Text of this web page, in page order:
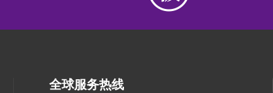
全球服务热线